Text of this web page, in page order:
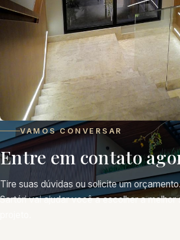
VAMOS CONVERSAR
Entre em contato
Tire suas dúvidas ou solicite um
Sartóri vai ajudar você a escolher a melhor